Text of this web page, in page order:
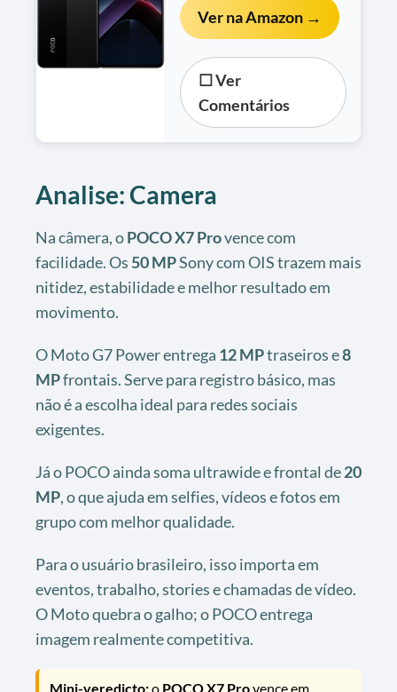
Ver na Amazon →
☐ Ver
Comentários
Analise: Camera
Na câmera, oPOCO X7 Provence com
facilidade. Os 50 MPSony com OIS trazem mais
nitidez, estabilidade e melhor resultado em
movimento.
O Moto G7 Power entrega 12 MPtraseiros e8
MPfrontais. Serve para registro básico, mas
não é a escolha ideal para redes sociais
exigentes.
Já o POCO ainda soma ultrawide e frontal de20
MP, o que ajuda em selfies, vídeos e fotos em
grupo com melhor qualidade.
Para o usuário brasileiro, isso importa em
eventos, trabalho, stories e chamadas de vídeo.
O Moto quebra o galho; o POCO entrega
imagem realmente competitiva.
Mini-veredicto:o POCO X7 Provence em